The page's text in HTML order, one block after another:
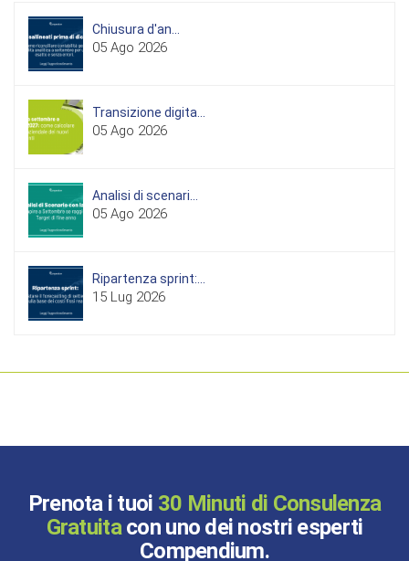
Chiusura d'an...
05 Ago 2026
Transizione digita...
05 Ago 2026
Analisi di scenari...
05 Ago 2026
Ripartenza sprint:...
15 Lug 2026
Prenota i tuoi 30 Minuti di Consulenza
Gratuitacon uno dei nostri esperti
Compendium.